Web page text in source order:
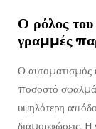
Ο ρόλος του
γραμμές
Ο αυτοματισμός
ποσοστό
υψηλότερη
διαμορφώσεις.